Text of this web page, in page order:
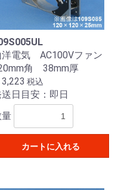
洋電気 AC100Vファン
角 38mm厚
3,223 税込
日目安：即日
カートに入れる